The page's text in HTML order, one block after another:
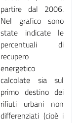
partire dal 2006.
Nel grafico sono
state indicate le
percentuali di
recupero
energetico
calcolate sia sul
primo destino dei
rifiuti urbani non
differenziati (cioè i